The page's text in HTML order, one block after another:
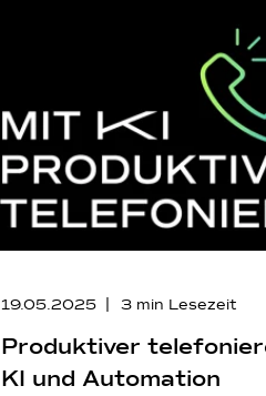
19.05.2025 3 min Lesezeit
Produktiver
KI und Automation